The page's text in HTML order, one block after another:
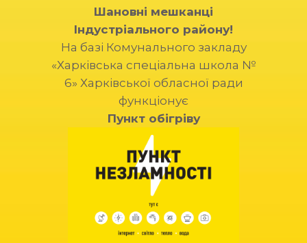
Шановні мешканці
Індустріального району!
На базі Комунального закладу
«Харківська спеціальна школа №
6» Харківської обласної ради
функціонує
Пункт обігріву